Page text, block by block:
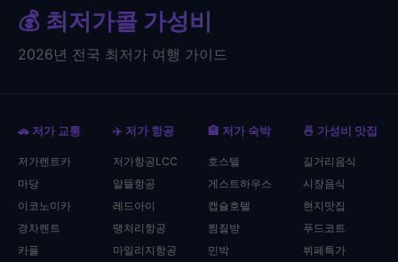
💰 최저가콜 가성비
2026년 전국 최저가 여행 가이드
🚗 저가 교통
저가렌트카
마당
이코노미카
경차렌트
카풀
✈️ 저가 항공
저가항공LCC
알뜰항공
레드아이
땡처리항공
마일리지항공
🏨 저가 숙박
호스텔
게스트하우스
캡슐호텔
찜질방
민박
🍜 가성비 맛집
길거리음식
시장음식
현지맛집
푸드코트
뷔페특가